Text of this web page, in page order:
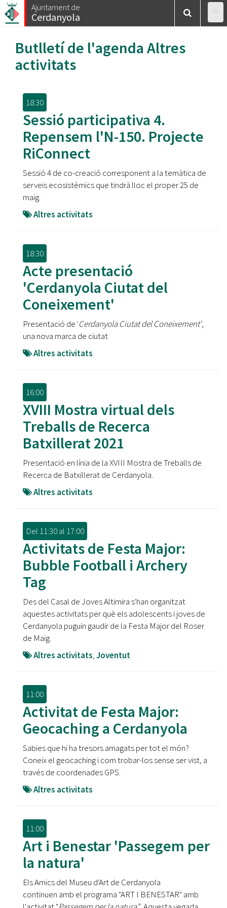
Vés
al
Ajuntament de
Cerdanyola
Butlletí de l'agenda Altres
activitats
18:30
Sessió participativa 4.
Repensem l'N-150. Projecte
RiConnect
Sessió 4 de co-creació corresponent a la temàtica de
serveis ecosistèmics que tindrà lloc el proper 25 de
maig.
Altres activitats
18:30
Acte presentació
'Cerdanyola Ciutat del
Coneixement'
Presentació de 'Cerdanyola Ciutat del Coneixement',
una nova marca de ciutat
Altres activitats
16:00
XVIII Mostra virtual dels
Treballs de Recerca
Batxillerat 2021
Presentació en línia de la XVIII Mostra de Treballs de
Recerca de Batxillerat de Cerdanyola.
Altres activitats
Del 11:30al 17:00
Activitats de Festa Major:
Bubble Football i Archery
Tag
Des del Casal de Joves Altimira s'han organitzat
aquestes activitats per què els adolescents i joves de
Cerdanyola puguin gaudir de la Festa Major del Roser
de Maig.
Altres activitats,Joventut
11:00
Activitat de Festa Major:
Geocaching a Cerdanyola
Sabies que hi ha tresors amagats per tot el món?
Coneix el geocaching i com trobar-los sense ser vist, a
través de coordenades GPS.
Altres activitats
11:00
Art i Benestar 'Passegem per
la natura'
Els Amics del Museu d'Art de Cerdanyola
continuen amb el programa "ART I BENESTAR" amb